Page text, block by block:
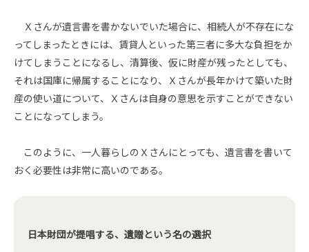
Ｘさんが遺言書を書かないでいた場合に、相続人が不存在にな
ってしまったときには、賃貸人といった第三者に多大な負担をか
けてしまうことになるし、清算後、仮に財産が残ったとしても、
それは国庫に帰属することになり、Ｘさんが長年かけて築いた財
産の使い道について、Ｘさんは自身の意思を示すことができない
ことになってしまう。
このように、一人暮らしのＸさんにとっても、遺言書を書いて
おく必要性は非常に高いのである。
日本財団が提唱する、遺贈という名の選択